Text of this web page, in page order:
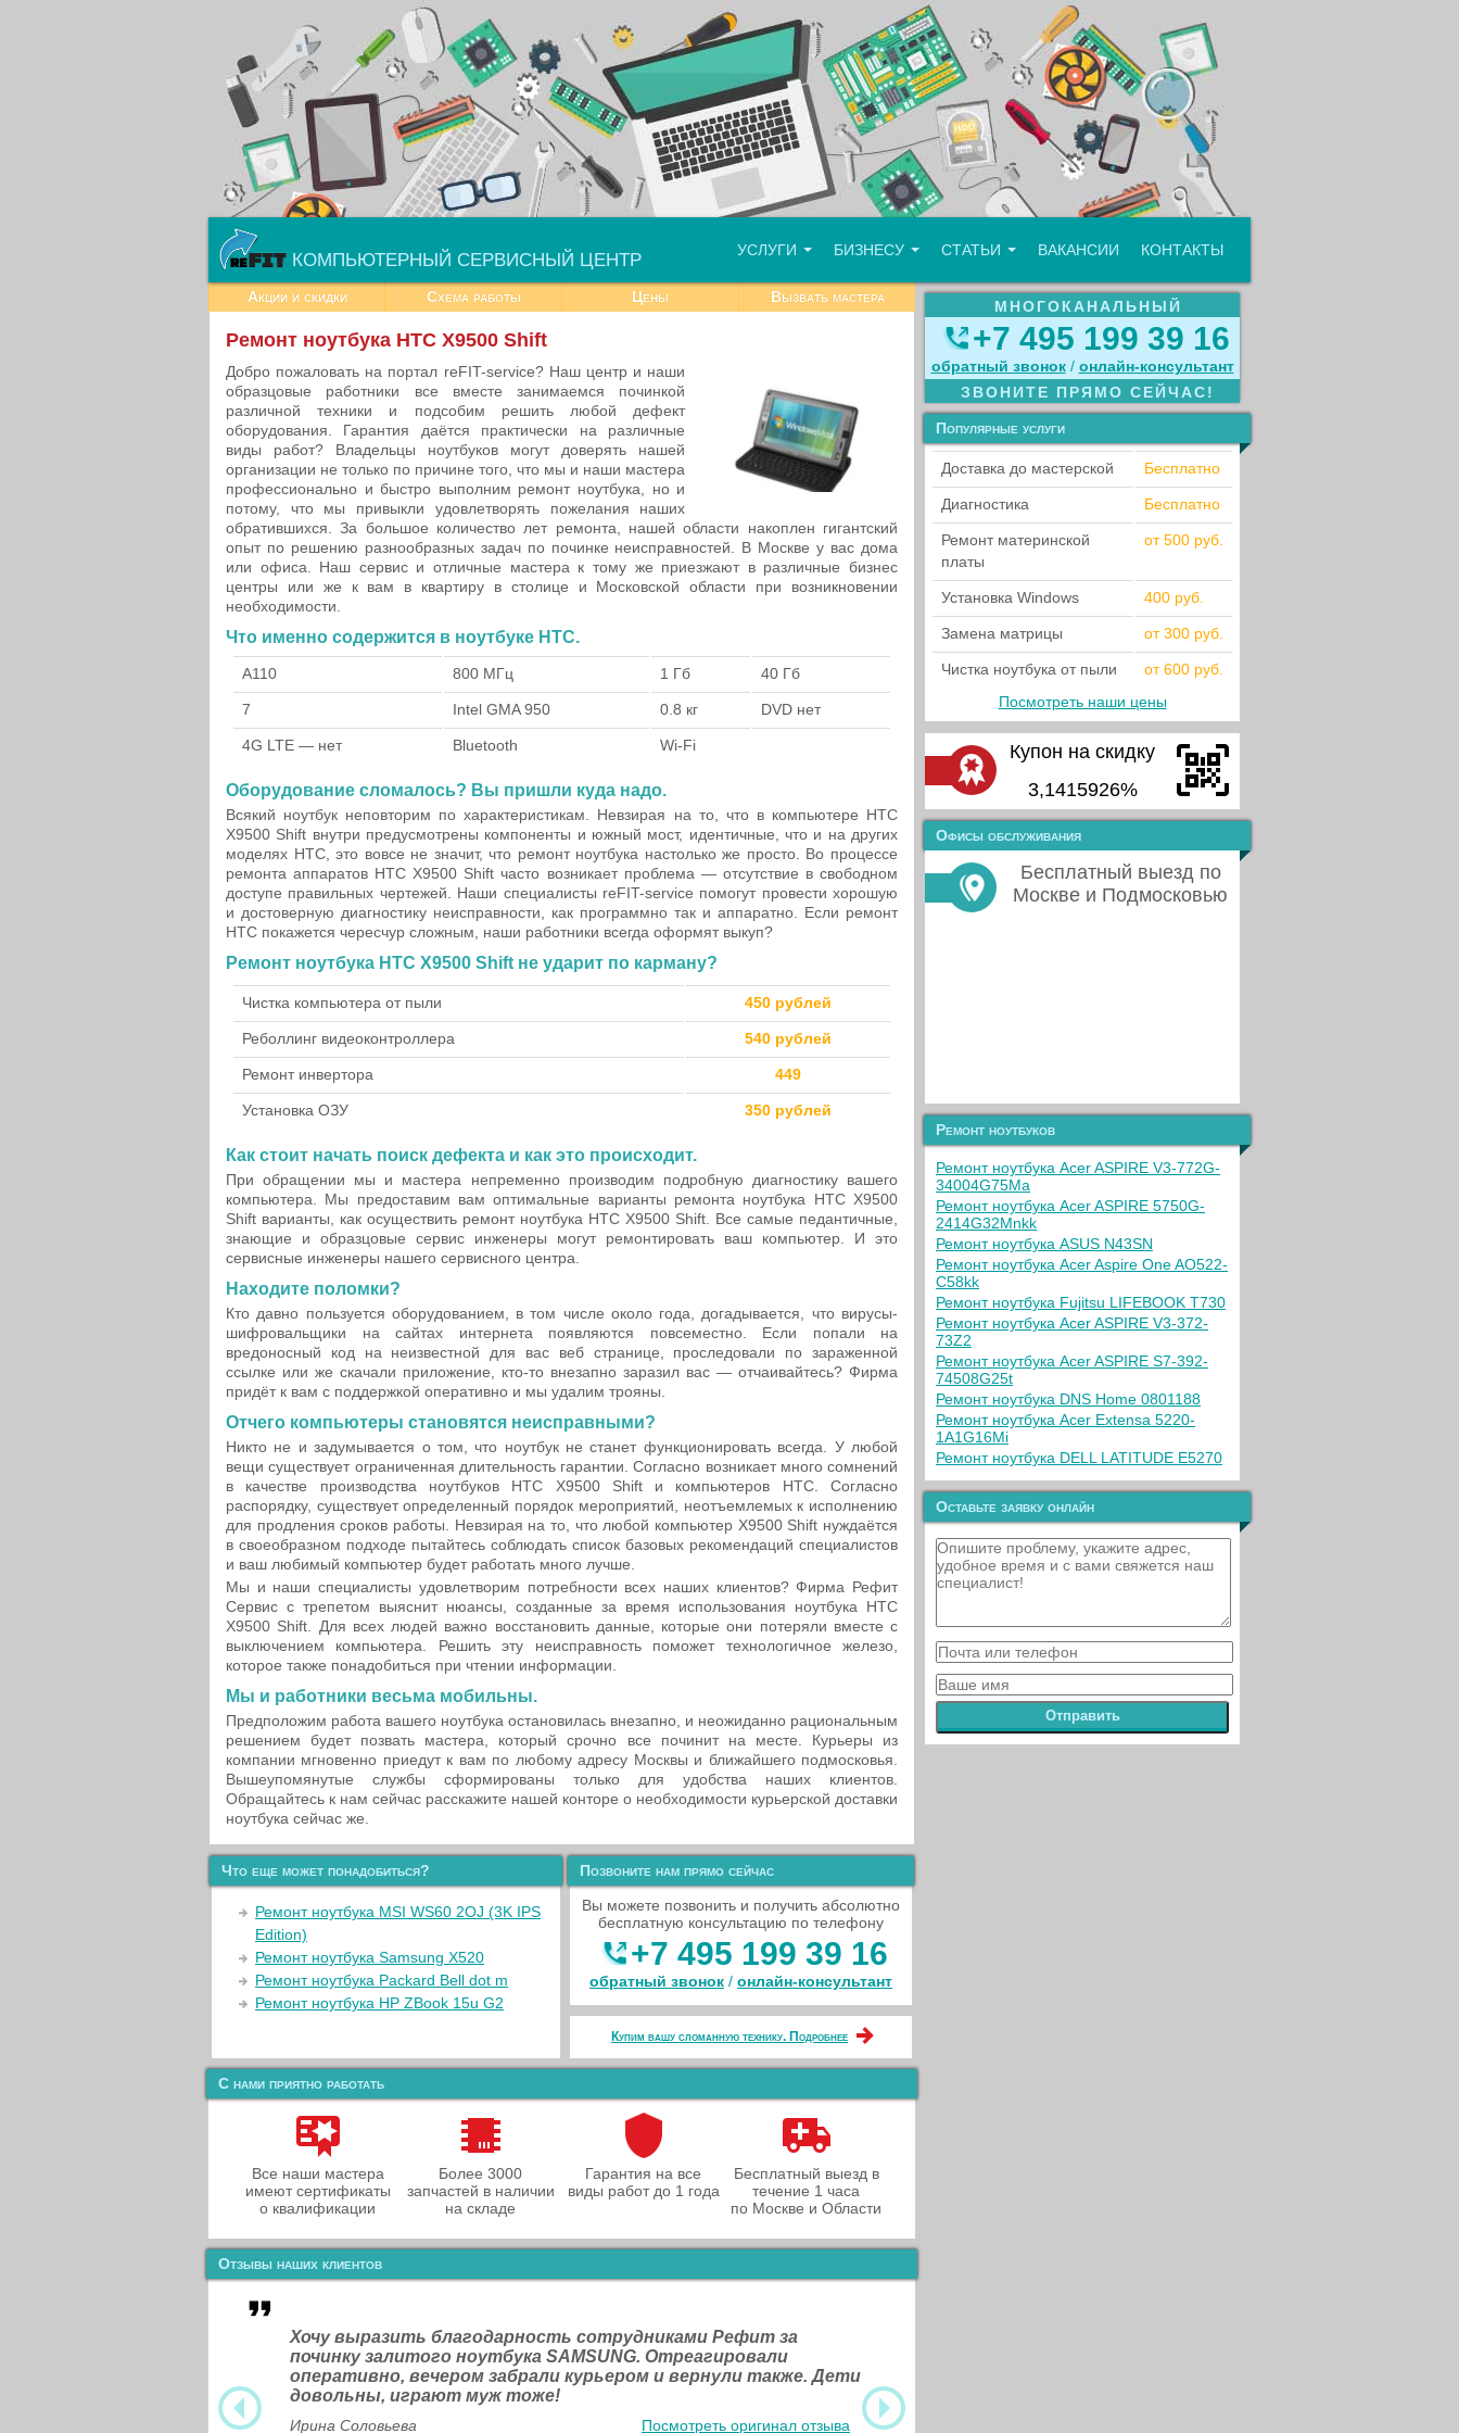
КОМПЬЮТЕРНЫЙ СЕРВИСНЫЙ ЦЕНТР УСЛУГИ БИЗНЕСУ СТАТЬИ ВАКАНСИИ КОНТАКТЫ
Акции и скидки Схема работы Цены Вызвать мастера
Ремонт ноутбука HTC X9500 Shift
Добро пожаловать на портал reFIT-service? Наш центр и наши
образцовые работники все вместе занимаемся починкой
различной техники и подсобим решить любой дефект
оборудования. Гарантия даётся практически на различные
виды работ? Владельцы ноутбуков могут доверять нашей
организации не только по причине того, что мы и наши мастера
профессионально и быстро выполним ремонт ноутбука, но и
потому, что мы привыкли удовлетворять пожелания наших
обратившихся. За большое количество лет ремонта, нашей области накоплен гигантский
опыт по решению разнообразных задач по починке неисправностей. В Москве у вас дома
или офиса. Наш сервис и отличные мастера к тому же приезжают в различные бизнес
центры или же к вам в квартиру в столице и Московской области при возникновении
необходимости.
Что именно содержится в ноутбуке HTC.
A110 800 МГц 1 Гб 40 Гб
7 Intel GMA 950 0.8 кг DVD нет
4G LTE — нет Bluetooth Wi-Fi
Оборудование сломалось? Вы пришли куда надо.
Всякий ноутбук неповторим по характеристикам. Невзирая на то, что в компьютере HTC
X9500 Shift внутри предусмотрены компоненты и южный мост, идентичные, что и на других
моделях HTC, это вовсе не значит, что ремонт ноутбука настолько же просто. Во процессе
ремонта аппаратов HTC X9500 Shift часто возникает проблема — отсутствие в свободном
доступе правильных чертежей. Наши специалисты reFIT-service помогут провести хорошую
и достоверную диагностику неисправности, как программно так и аппаратно. Если ремонт
HTC покажется чересчур сложным, наши работники всегда оформят выкуп?
Ремонт ноутбука HTC X9500 Shift не ударит по карману?
Чистка компьютера от пыли 450 рублей
Реболлинг видеоконтроллера 540 рублей
Ремонт инвертора 449
Установка ОЗУ 350 рублей
Как стоит начать поиск дефекта и как это происходит.
При обращении мы и мастера непременно производим подробную диагностику вашего
компьютера. Мы предоставим вам оптимальные варианты ремонта ноутбука HTC X9500
Shift варианты, как осуществить ремонт ноутбука HTC X9500 Shift. Все самые педантичные,
знающие и образцовые сервис инженеры могут ремонтировать ваш компьютер. И это
сервисные инженеры нашего сервисного центра.
Находите поломки?
Кто давно пользуется оборудованием, в том числе около года, догадывается, что вирусы-
шифровальщики на сайтах интернета появляются повсеместно. Если попали на
вредоносный код на неизвестной для вас веб странице, проследовали по зараженной
ссылке или же скачали приложение, кто-то внезапно заразил вас — отчаивайтесь? Фирма
придёт к вам с поддержкой оперативно и мы удалим трояны.
Отчего компьютеры становятся неисправными?
Никто не и задумывается о том, что ноутбук не станет функционировать всегда. У любой
вещи существует ограниченная длительность гарантии. Согласно возникает много сомнений
в качестве производства ноутбуков HTC X9500 Shift и компьютеров HTC. Согласно
распорядку, существует определенный порядок мероприятий, неотъемлемых к исполнению
для продления сроков работы. Невзирая на то, что любой компьютер X9500 Shift нуждаётся
в своеобразном подходе пытайтесь соблюдать список базовых рекомендаций специалистов
и ваш любимый компьютер будет работать много лучше.
Мы и наши специалисты удовлетворим потребности всех наших клиентов? Фирма Рефит
Сервис с трепетом выяснит нюансы, созданные за время использования ноутбука HTC
X9500 Shift. Для всех людей важно восстановить данные, которые они потеряли вместе с
выключением компьютера. Решить эту неисправность поможет технологичное железо,
которое также понадобиться при чтении информации.
Мы и работники весьма мобильны.
Предположим работа вашего ноутбука остановилась внезапно, и неожиданно рациональным
решением будет позвать мастера, который срочно все починит на месте. Курьеры из
компании мгновенно приедут к вам по любому адресу Москвы и ближайшего подмосковья.
Вышеупомянутые службы сформированы только для удобства наших клиентов.
Обращайтесь к нам сейчас расскажите нашей конторе о необходимости курьерской доставки
ноутбука сейчас же.
Что еще может понадобиться?
Ремонт ноутбука MSI WS60 2OJ (3K IPS
Edition)
Ремонт ноутбука Samsung X520
Ремонт ноутбука Packard Bell dot m
Ремонт ноутбука HP ZBook 15u G2
Позвоните нам прямо сейчас
Вы можете позвонить и получить абсолютно
бесплатную консультацию по телефону
+7 495 199 39 16
обратный звонок / онлайн‑консультант
Купим вашу сломанную технику. Подробнее
С нами приятно работать
Все наши мастера
имеют сертификаты
о квалификации
Более 3000
запчастей в наличии
на складе
Гарантия на все
виды работ до 1 года
Бесплатный выезд в
течение 1 часа
по Москве и Области
Отзывы наших клиентов
Хочу выразить благодарность сотрудниками Рефит за
починку залитого ноутбука SAMSUNG. Отреагировали
оперативно, вечером забрали курьером и вернули также. Дети
довольны, играют муж тоже!
Ирина Соловьева Посмотреть оригинал отзыва
МНОГОКАНАЛЬНЫЙ
+7 495 199 39 16
обратный звонок / онлайн‑консультант
ЗВОНИТЕ ПРЯМО СЕЙЧАС!
Популярные услуги
Доставка до мастерской Бесплатно
Диагностика Бесплатно
Ремонт материнской
платы
от 500 руб.
Установка Windows 400 руб.
Замена матрицы от 300 руб.
Чистка ноутбука от пыли
от 600 руб.
Посмотреть наши цены
Купон на скидку
3,1415926%
Офисы обслуживания
Бесплатный выезд по
Москве и Подмосковью
Ремонт ноутбуков
Ремонт ноутбука Acer ASPIRE V3-772G-
34004G75Ma
Ремонт ноутбука Acer ASPIRE 5750G-
2414G32Mnkk
Ремонт ноутбука ASUS N43SN
Ремонт ноутбука Acer Aspire One AO522-
C58kk
Ремонт ноутбука Fujitsu LIFEBOOK T730
Ремонт ноутбука Acer ASPIRE V3-372-
73Z2
Ремонт ноутбука Acer ASPIRE S7-392-
74508G25t
Ремонт ноутбука DNS Home 0801188
Ремонт ноутбука Acer Extensa 5220-
1A1G16Mi
Ремонт ноутбука DELL LATITUDE E5270
Оставьте заявку онлайн
Отправить